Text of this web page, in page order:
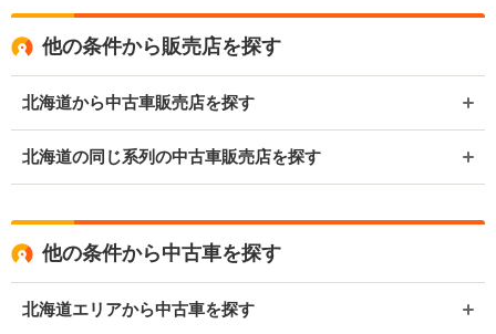
他の条件から販売店を探す
北海道から中古車販売店を探す
北海道の同じ系列の中古車販売店を探す
他の条件から中古車を探す
北海道エリアから中古車を探す